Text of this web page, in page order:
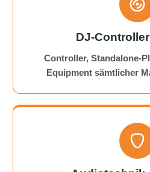
DJ-
Controller, Standalone-
Equipment sämtlicher